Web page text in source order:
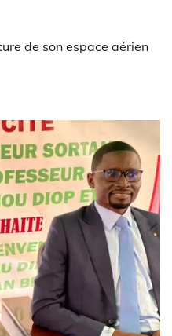
de son espace aérien